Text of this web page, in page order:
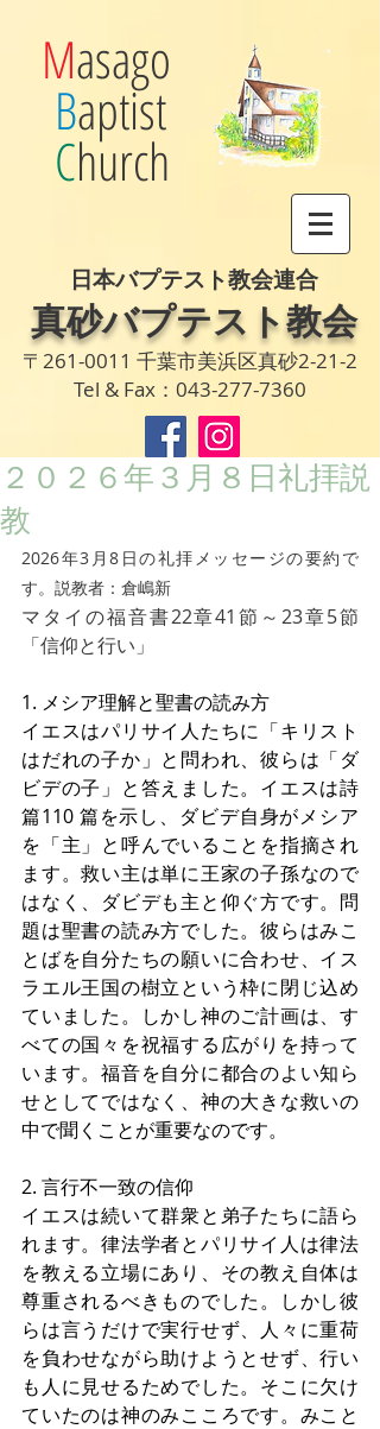
Masago
Baptist
Church
日本バプテスト教会連合
真砂バプテスト教会
〒261-0011 千葉市美浜区真砂2-21-2
Tel & Fax：043-277-7360
２０２６年３月８日礼拝説
教
2026年3月8日の礼拝メッセージの要約で
す。説教者：倉嶋新
マタイの福音書22章41節～23章5節
「信仰と行い」
1. メシア理解と聖書の読み方
イエスはパリサイ人たちに「キリスト
はだれの子か」と問われ、彼らは「ダ
ビデの子」と答えました。イエスは詩
篇110 篇を示し、ダビデ自身がメシア
を「主」と呼んでいることを指摘され
ます。救い主は単に王家の子孫なので
はなく、ダビデも主と仰ぐ方です。問
題は聖書の読み方でした。彼らはみこ
とばを自分たちの願いに合わせ、イス
ラエル王国の樹立という枠に閉じ込め
ていました。しかし神のご計画は、す
べての国々を祝福する広がりを持って
います。福音を自分に都合のよい知ら
せとしてではなく、神の大きな救いの
中で聞くことが重要なのです。
2. 言行不一致の信仰
イエスは続いて群衆と弟子たちに語ら
れます。律法学者とパリサイ人は律法
を教える立場にあり、その教え自体は
尊重されるべきものでした。しかし彼
らは言うだけで実行せず、人々に重荷
を負わせながら助けようとせず、行い
も人に見せるためでした。そこに欠け
ていたのは神のみこころです。みこと